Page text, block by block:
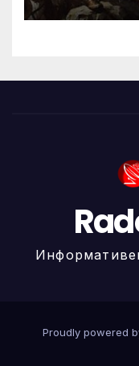
Proudly powered